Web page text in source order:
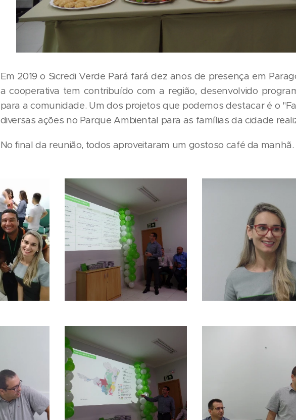
Em 2019 o Sicredi Verde Pará fará dez anos de presença em
a cooperativa tem contribuído com a região, desenvolvido
para a comunidade. Um dos projetos que podemos destacar é o
diversas ações no Parque Ambiental para as famílias da cidade
No final da reunião, todos aproveitaram um gostoso café da manhã.